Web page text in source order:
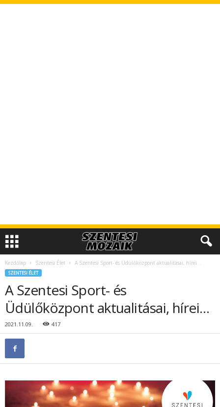
Kezdőlap Szentesi Élet A Szentesi Sport- és Üdülőközpont aktualitásai, hírei…
SZENTESI ÉLET
A Szentesi Sport- és
Üdülőközpont aktualitásai, hírei…
2021.11.09. 417